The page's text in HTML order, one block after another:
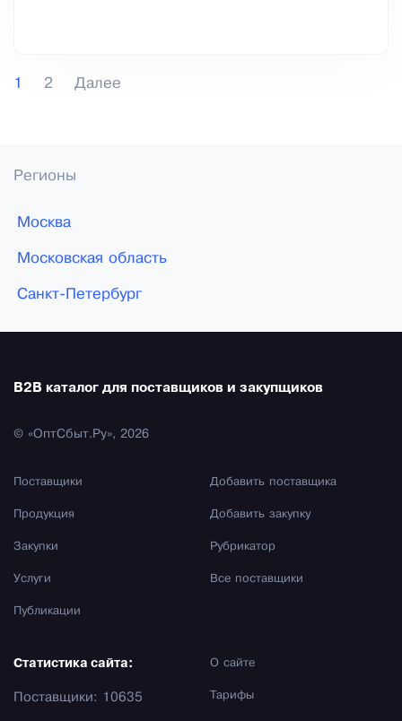
1 2 Далее
Регионы
Москва
Московская область
Санкт-Петербург
B2B каталог для поставщиков и закупщиков
© «ОптСбыт.Ру», 2026
Поставщики
Продукция
Закупки
Услуги
Публикации
Добавить поставщика
Добавить закупку
Рубрикатор
Все поставщики
О сайте
Тарифы
Статистика сайта:
Поставщики: 10635